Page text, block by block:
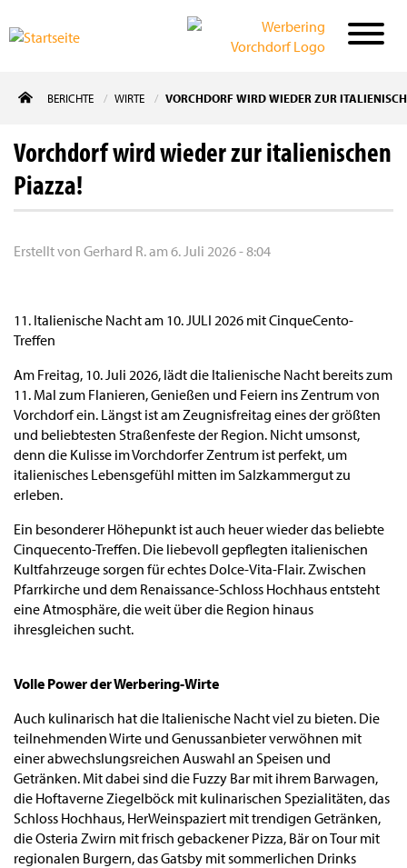
zum
BERICHTE WIRTE VORCHDORF WIRD WIEDER ZUR
Vorchdorf wird wieder zur italienischen
Piazza!
Erstellt von Gerhard R.am 6. Juli 2026 - 8:04
11. Italienische Nacht am 10. JULI 2026 mit CinqueCento-
Treffen
Am Freitag, 10. Juli 2026, lädt die Italienische Nacht bereits zum
11. Mal zum Flanieren, Genießen und Feiern ins Zentrum von
Vorchdorf ein. Längst ist am Zeugnisfreitag eines der größten
und beliebtesten Straßenfeste der Region. Nicht umsonst,
denn die Kulisse im Vorchdorfer Zentrum ist perfekt, um
italienisches Lebensgefühl mitten im Salzkammergut zu
erleben.
Ein besonderer Höhepunkt ist auch heuer wieder das beliebte
Cinquecento-Treffen. Die liebevoll gepflegten italienischen
Kultfahrzeuge sorgen für echtes Dolce-Vita-Flair. Zwischen
Pfarrkirche und dem Renaissance-Schloss Hochhaus entsteht
eine Atmosphäre, die weit über die Region hinaus
ihresgleichen sucht.
Volle Power derWerbering-Wirte
Auch kulinarisch hat die Italienische Nacht viel zu bieten. Die
teilnehmenden Wirte und Genussanbieter verwöhnen mit
einer abwechslungsreichen Auswahl an Speisen und
Getränken. Mit dabei sind die Fuzzy Bar mit ihrem Barwagen,
die Hoftaverne Ziegelböck mit kulinarischen Spezialitäten, das
Schloss Hochhaus, HerWeinspaziert mit trendigen Getränken,
die Osteria Zwirn mit frisch gebackener Pizza, Bär on Tour mit
regionalen Burgern, das Gatsby mit sommerlichen Drinks